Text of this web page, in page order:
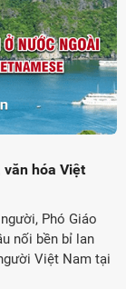
hóa Việt
Phó Giáo
nối bền bỉ lan
Việt Nam tại